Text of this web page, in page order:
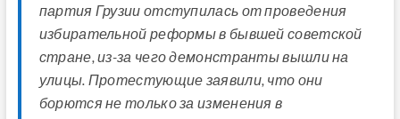
партия Грузии отступилась от проведения
избирательной реформы в бывшей советской
стране, из-за чего демонстранты вышли на
улицы. Протестующие заявили, что они
борются не только за изменения в